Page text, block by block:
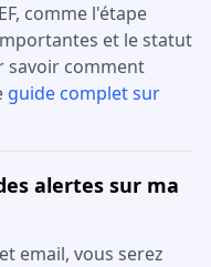
comme l'étape
et le statut
savoir comment
guide complet sur
alertes sur ma
email, vous serez